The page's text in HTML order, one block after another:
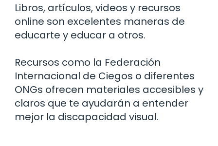
Libros, artículos, videos y recursos
online son excelentes maneras de
educarte y educar a otros.
Recursos como la Federación
Internacional de Ciegos o diferentes
ONGs ofrecen materiales accesibles y
claros que te ayudarán a entender
mejor la discapacidad visual.